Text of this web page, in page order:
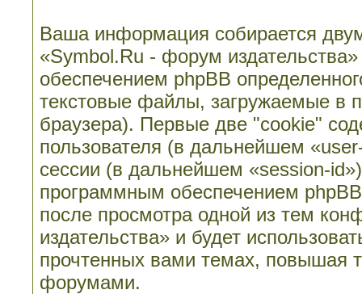
Ваша информация собирается
«Symbol.Ru - форум
обеспечением phpBB
текстовые файлы, загружаемые в
браузера). Первые две "cookie"
пользователя (в дальнейшем
сессии (в дальнейшем «session-
программным обеспечением
после просмотра одной из тем
издательства» и будет
прочтенных вами темах, повышая
форумами.